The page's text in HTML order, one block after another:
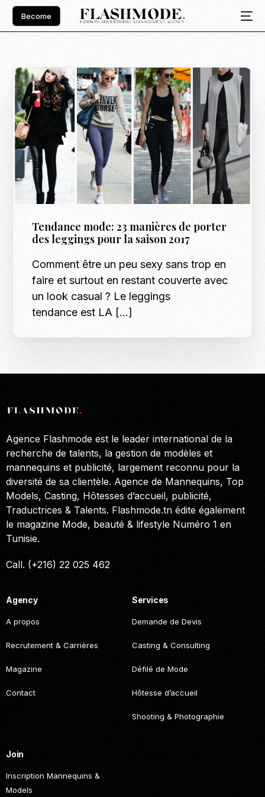
Become
Tendance mode: 23 manières de porter
des leggings pour la saison 2017
Comment être un peu sexy sans trop en
faire et surtout en restant couverte avec
un look casual ? Le leggings
tendance est LA […]
Agence Flashmode est le leader international de la
recherche de talents, la gestion de modèles et
mannequins et publicité, largement reconnu pour la
diversité de sa clientèle. Agence de Mannequins, Top
Models, Casting, Hôtesses d’accueil, publicité,
Traductrices & Talents. Flashmode.tn édite également
le magazine Mode, beauté & lifestyle Numéro 1 en
Tunisie.
Call. (+216) 22 025 462
Agency
A propos
Recrutement & Carrières
Magazine
Contact
Services
Demande de Devis
Casting & Consulting
Défilé de Mode
Hôtesse d’accueil
Shooting & Photographie
Join
Inscription Mannequins &
Models